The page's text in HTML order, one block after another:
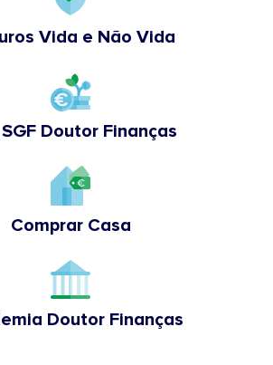
Vida e Não Vida
SGF Doutor Finanças
Comprar Casa
Doutor Finanças